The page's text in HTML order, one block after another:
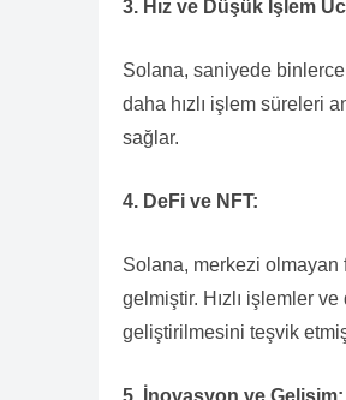
3. Hız ve Düşük İşlem
Solana, saniyede
daha hızlı işlem süreleri
sağlar.
4. DeFi ve NFT:
Solana, merkezi
gelmiştir. Hızlı işlemler
geliştirilmesini teşvik
5. İnovasyon ve Gelişim: